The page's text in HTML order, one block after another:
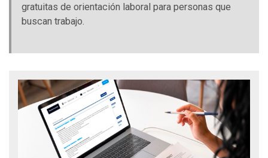
gratuitas de orientación laboral para personas que
buscan trabajo.